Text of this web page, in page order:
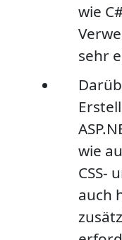
wie
sehr
wie
CSS-
auch